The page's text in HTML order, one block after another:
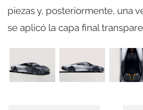
piezas y, posteriormente, una
se aplicó la capa final